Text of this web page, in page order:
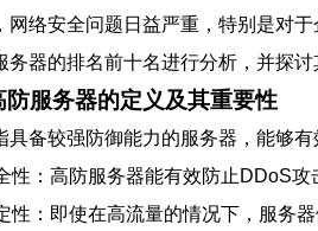
网络安全问题日益严重，特别是对
务器的排名前十名进行分析，并探讨
防服务器的定义及其重要性
具备较强防御能力的服务器，能够
性：高防服务器能有效防止DDoS攻
性：即使在高流量的情况下，服务器